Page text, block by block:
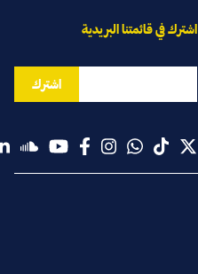
اشترك في قائمتنا البريدية
اشترك